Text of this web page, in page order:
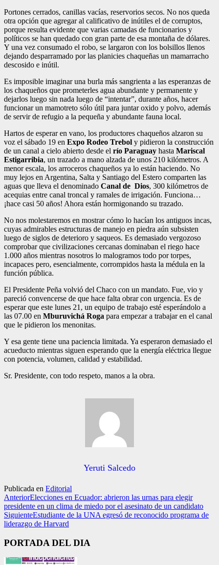
Portones cerrados, canillas vacías, reservorios secos. No nos queda
otra opción que agregar al calificativo de inútiles el de corruptos,
porque resulta evidente que varias camadas de funcionarios y
políticos se han quedado con gran parte de esa montaña de dólares.
Y una vez consumado el robo, se largaron con los bolsillos llenos
dejando desparramado por las planicies chaqueñas un mamarracho
descosido e inútil.
Es imposible imaginar una burla más sangrienta a las esperanzas de
los chaqueños que prometerles agua abundante y permanente y
dejarlos luego sin nada luego de “intentar”, durante años, hacer
funcionar un mamotreto sólo útil para juntar oxido y polvo, además
de servir de refugio a la pequeña y abundante fauna local.
Hartos de esperar en vano, los productores chaqueños alzaron su
voz el sábado 19 en Expo Rodeo Trebol y pidieron la construcción
de un canal a cielo abierto desde el río Paraguay hasta Mariscal
Estigarribia, un trazado a mano alzada de unos 210 kilómetros. A
menor escala, los arroceros chaqueños ya lo están haciendo. No
muy lejos en Argentina, Salta y Santiago del Estero comparten las
aguas que lleva el denominado Canal de Dios, 300 kilómetros de
acequias entre canal troncal y ramales de irrigación. Funciona…
¡hace casi 50 años! Ahora están hormigonando su trazado.
No nos molestaremos en mostrar cómo lo hacían los antiguos incas,
cuyas admirables estructuras de manejo en piedra aún subsisten
luego de siglos de deterioro y saqueos. Es demasiado vergozoso
comprobar que civilizaciones cercanas dominaban el riego hace
1.000 años mientras nosotros lo malogramos todo por torpes,
incapaces pero, esencialmente, corrompidos hasta la médula en la
función pública.
El Presidente Peña volvió del Chaco con un mandato. Fue, vio y
pareció convencerse de que hace falta obrar con urgencia. Es de
esperar que este lunes 21, un equipo de trabajo esté esperándolo a
las 07.00 en Mburuvichá Roga para empezar a trabajar en el canal
que le pidieron los menonitas.
Y esa gente tiene una paciencia limitada. Ya esperaron demasiado el
acueducto mientras siguen esperando que la energía eléctrica llegue
con potencia, volumen, calidad y estabilidad.
Sr. Presidente, con todo respeto, manos a la obra.
Yeruti Salcedo
Publicada en Editorial
AnteriorElecciones en Ecuador: abrieron las urnas para elegir
presidente en un clima de miedo por el asesinato de un candidato
SiguienteEstudiante de la UNA egresó de reconocido programa de
liderazgo de Harvard
PORTADA DEL DIA